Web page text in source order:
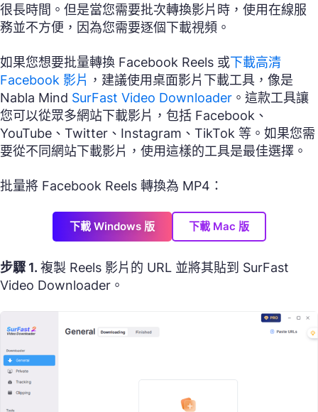
很長時間。但是當您需要批次轉換影片時，使用在線服
務並不方便，因為您需要逐個下載視頻。
如果您想要批量轉換 Facebook Reels 或下載高清
Facebook 影片 ，建議使用桌面影片下載工具，像是
Nabla Mind SurFast Video Downloader 。這款工具讓
您可以從眾多網站下載影片，包括 Facebook、
YouTube、Twitter、Instagram、TikTok 等。如果您需
要從不同網站下載影片，使用這樣的工具是最佳選擇。
批量將 Facebook Reels 轉換為 MP4：
下載 Windows 版 下載 Mac 版
步驟 1. 複製 Reels 影片的 URL 並將其貼到 SurFast
Video Downloader。